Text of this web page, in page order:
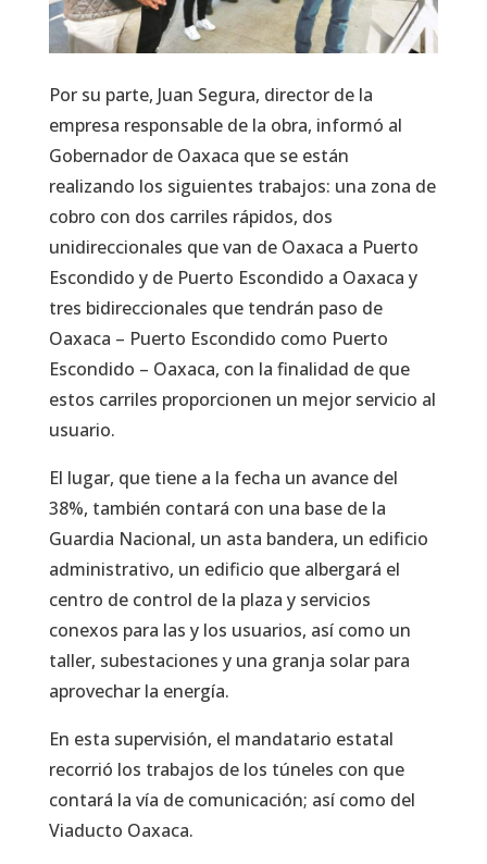
Por su parte, Juan Segura, director de la
empresa responsable de la obra, informó al
Gobernador de Oaxaca que se están
realizando los siguientes trabajos: una zona de
cobro con dos carriles rápidos, dos
unidireccionales que van de Oaxaca a Puerto
Escondido y de Puerto Escondido a Oaxaca y
tres bidireccionales que tendrán paso de
Oaxaca – Puerto Escondido como Puerto
Escondido – Oaxaca, con la finalidad de que
estos carriles proporcionen un mejor servicio al
usuario.
El lugar, que tiene a la fecha un avance del
38%, también contará con una base de la
Guardia Nacional, un asta bandera, un edificio
administrativo, un edificio que albergará el
centro de control de la plaza y servicios
conexos para las y los usuarios, así como un
taller, subestaciones y una granja solar para
aprovechar la energía.
En esta supervisión, el mandatario estatal
recorrió los trabajos de los túneles con que
contará la vía de comunicación; así como del
Viaducto Oaxaca.